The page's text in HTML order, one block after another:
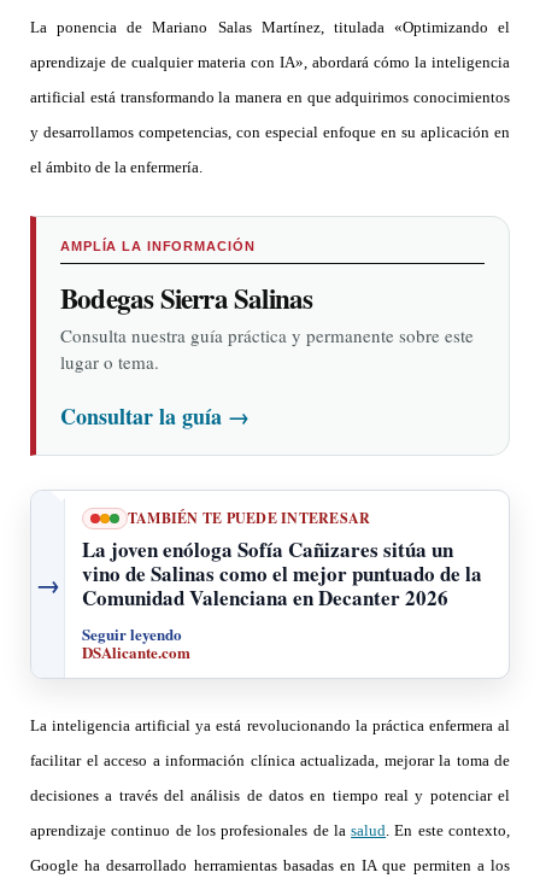
La ponencia de Mariano Salas Martínez, titulada «Optimizando el
aprendizaje de cualquier materia con IA», abordará cómo la inteligencia
artificial está transformando la manera en que adquirimos conocimientos
y desarrollamos competencias, con especial enfoque en su aplicación en
el ámbito de la enfermería.
AMPLÍA LA INFORMACIÓN
Bodegas Sierra Salinas
Consulta nuestra guía práctica y permanente sobre este
lugar o tema.
Consultar la guía →
→
TAMBIÉN TE PUEDE INTERESAR
La joven enóloga Sofía Cañizares sitúa un
vino de Salinas como el mejor puntuado de la
Comunidad Valenciana en Decanter 2026
Seguir leyendo
DSAlicante.com
La inteligencia artificial ya está revolucionando la práctica enfermera al
facilitar el acceso a información clínica actualizada, mejorar la toma de
decisiones a través del análisis de datos en tiempo real y potenciar el
aprendizaje continuo de los profesionales de lasalud. En este contexto,
Google ha desarrollado herramientas basadas en IA que permiten a los